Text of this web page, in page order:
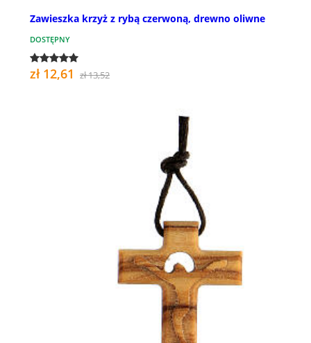
Zawieszka krzyż z rybą czerwoną, drewno oliwne
DOSTĘPNY
zł 12,61 zł 13,52